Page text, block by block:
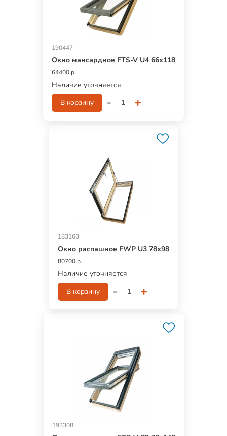
190447
Окно мансардное FTS-V U4 66х118
64400 р.
Наличие уточняется
В корзину
- +
183163
Окно распашное FWР U3 78х98
80700 р.
Наличие уточняется
В корзину
- +
193308